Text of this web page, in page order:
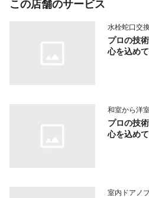
この店舗のサービス
水栓蛇口交
プロの技
心を込め
和室から洋
プロの技
心を込め
室内ドアノ